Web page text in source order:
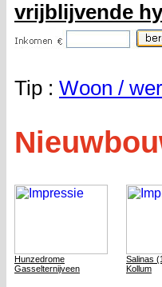
vrijblijvende
Tip : Woon /
Hunzedrome
Gasselternijveen
Salinas
Kollum